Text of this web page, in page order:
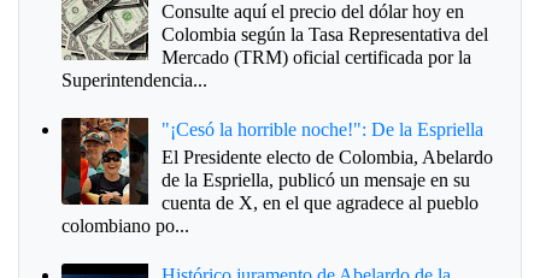
Consulte aquí el precio del dólar hoy en
Colombia según la Tasa Representativa del
Mercado (TRM) oficial certificada por la
Superintendencia...
"¡Cesó la horrible noche!": De la Espriella
El Presidente electo de Colombia, Abelardo
de la Espriella, publicó un mensaje en su
cuenta de X, en el que agradece al pueblo
colombiano po...